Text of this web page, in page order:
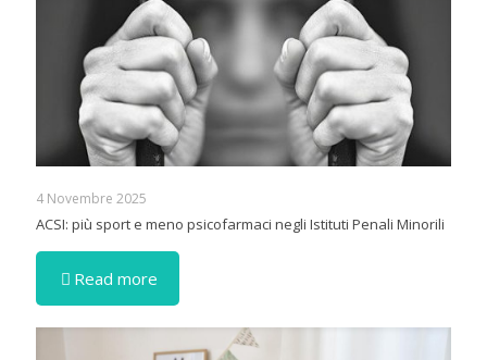
4 Novembre 2025
ACSI: più sport e meno psicofarmaci negli Istituti Penali Minorili
Read more